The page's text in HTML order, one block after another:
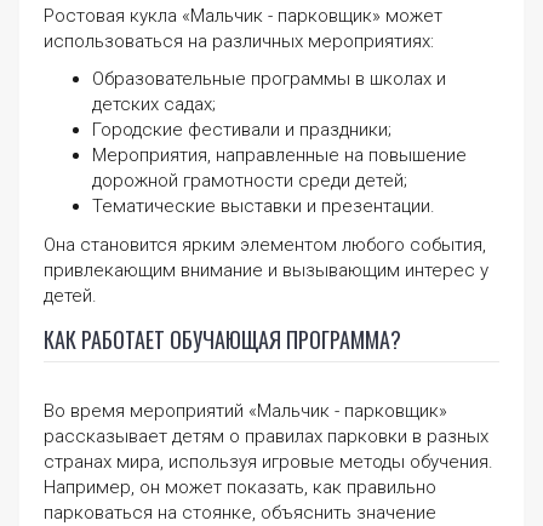
Ростовая кукла «Мальчик - парковщик» может
использоваться на различных мероприятиях:
Образовательные программы в школах и
детских садах;
Городские фестивали и праздники;
Мероприятия, направленные на повышение
дорожной грамотности среди детей;
Тематические выставки и презентации.
Она становится ярким элементом любого события,
привлекающим внимание и вызывающим интерес у
детей.
КАК РАБОТАЕТ ОБУЧАЮЩАЯ ПРОГРАММА?
Во время мероприятий «Мальчик - парковщик»
рассказывает детям о правилах парковки в разных
странах мира, используя игровые методы обучения.
Например, он может показать, как правильно
парковаться на стоянке, объяснить значение